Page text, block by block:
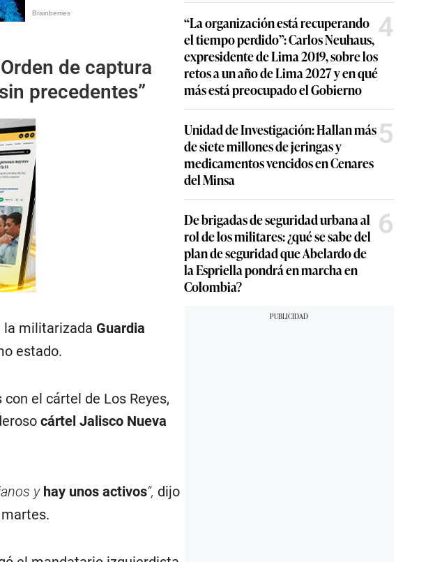
de captura
precedentes”
la militarizada Guardia
estado.
el cártel de Los Reyes,
cártel Jalisco Nueva
y hay unos activos“, dijo
“La organización está recuperando
el tiempo perdido”: Carlos Neuhaus,
expresidente de Lima 2019, sobre los
retos a un año de Lima 2027 y en qué
más está preocupado el Gobierno
4
Unidad de Investigación: Hallan más
de siete millones de jeringas y
medicamentos vencidos en Cenares
del Minsa
5
De brigadas de seguridad urbana al
rol de los militares: ¿qué se sabe del
plan de seguridad que Abelardo de
la Espriella pondrá en marcha en
Colombia?
6